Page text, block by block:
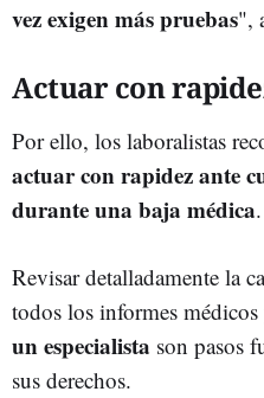
vez exigen más pruebas",
Actuar con
Por ello, los laboralistas
actuar con rapidez ante
durante una baja médica.
Revisar detalladamente la
todos los informes médicos
un especialista son pasos
sus derechos.